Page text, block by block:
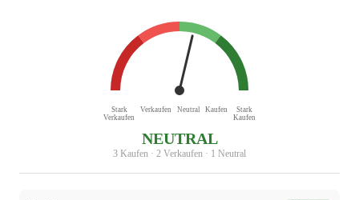
Stark
Verkaufen
Verkaufen Neutral Kaufen
Stark
Kaufen
NEUTRAL
3 Kaufen · 2 Verkaufen · 1 Neutral